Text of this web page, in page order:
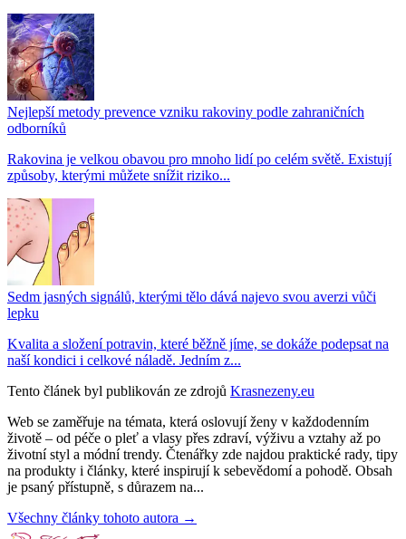
Nejlepší metody prevence vzniku rakoviny podle zahraničních
odborníků
Rakovina je velkou obavou pro mnoho lidí po celém světě. Existují
způsoby, kterými můžete snížit riziko...
Sedm jasných signálů, kterými tělo dává najevo svou averzi vůči
lepku
Kvalita a složení potravin, které běžně jíme, se dokáže podepsat na
naší kondici i celkové náladě. Jedním z...
Tento článek byl publikován ze zdrojů Krasnezeny.eu
Web se zaměřuje na témata, která oslovují ženy v každodenním
životě – od péče o pleť a vlasy přes zdraví, výživu a vztahy až po
životní styl a módní trendy. Čtenářky zde najdou praktické rady, tipy
na produkty i články, které inspirují k sebevědomí a pohodě. Obsah
je psaný přístupně, s důrazem na...
Všechny články tohoto autora →